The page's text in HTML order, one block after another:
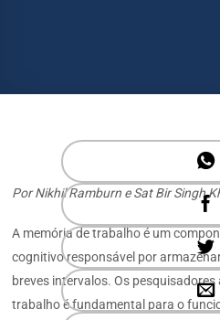
Por Nikhil Ramburn e Sat Bir Singh
A memória de trabalho é um
cognitivo responsável por
breves intervalos. Os
trabalho é fundamental para o